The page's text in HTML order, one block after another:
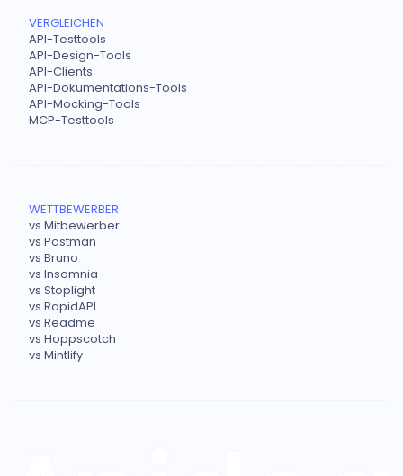
VERGLEICHEN
API-Testtools
API-Design-Tools
API-Clients
API-Dokumentations-Tools
API-Mocking-Tools
MCP-Testtools
WETTBEWERBER
vs Mitbewerber
vs Postman
vs Bruno
vs Insomnia
vs Stoplight
vs RapidAPI
vs Readme
vs Hoppscotch
vs Mintlify